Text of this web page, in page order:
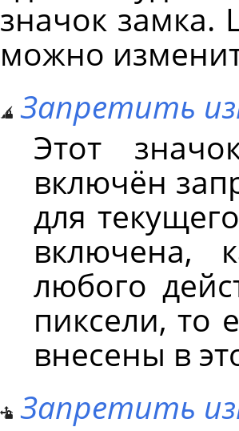
значок замка.
можно
Запретить
Этот
включён
для
включена,
любого
пиксели, то
внесены в
Запретить